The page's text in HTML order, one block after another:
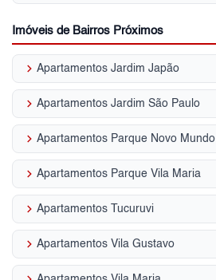
Imóveis de Bairros Próximos
keyboard_arrow_right Apartamentos Jardim Japão
keyboard_arrow_right Apartamentos Jardim São Paulo
keyboard_arrow_right Apartamentos Parque Novo Mundo
keyboard_arrow_right Apartamentos Parque Vila Maria
keyboard_arrow_right Apartamentos Tucuruvi
keyboard_arrow_right Apartamentos Vila Gustavo